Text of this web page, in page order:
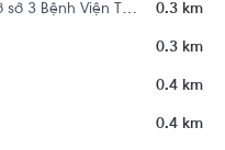
Phòng khám đa khoa Linh Xuân(cơ sở 3 Bệnh Viện Thủ Đức) 0.3 km
0.3 km
0.4 km
0.4 km